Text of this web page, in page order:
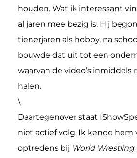
houden. Wat ik interessant
al jaren mee bezig is. Hij
tienerjaren als hobby, na
bouwde dat uit tot een
waarvan de video’s inmiddels
halen.
\
Daartegenover staat
niet actief volg. Ik kende hem
optredens bij World